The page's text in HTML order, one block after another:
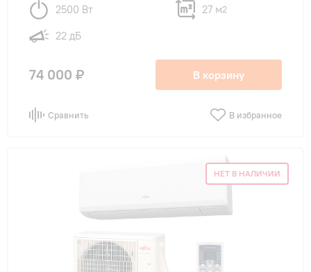
2500 Вт 27 м2
22 дБ
74 000 ₽ В корзину
Сравнить В избранное
НЕТ В НАЛИЧИИ